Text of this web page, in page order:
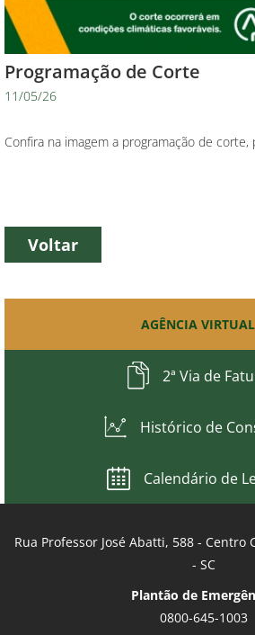
Programação de Corte
11/05/26
Confira na imagem a programação de corte,
Voltar
AGÊNCIA VIRTUAL
2ª Via de
Histórico de
Calendário de
Rua Professor José Abatti, 588 - Centro
- SC
Plantão de
0800-645-1003